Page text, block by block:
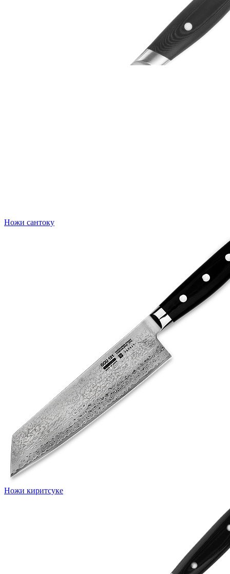
Ножи сантоку
Ножи киритсуке